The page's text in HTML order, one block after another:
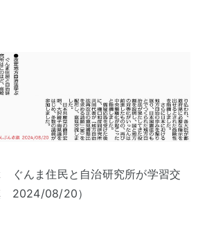
ぐんま住民と自治研究所が学習交
2024/08/20）